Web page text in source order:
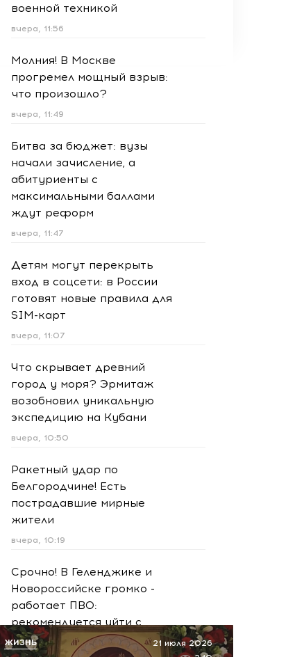
военной техникой
вчера, 11:56
Молния! В Москве
прогремел мощный взрыв:
что произошло?
вчера, 11:49
Битва за бюджет: вузы
начали зачисление, а
абитуриенты с
максимальными баллами
ждут реформ
вчера, 11:47
Детям могут перекрыть
вход в соцсети: в России
готовят новые правила для
SIM-карт
вчера, 11:07
Что скрывает древний
город у моря? Эрмитаж
возобновил уникальную
экспедицию на Кубани
вчера, 10:50
Ракетный удар по
Белгородчине! Есть
пострадавшие мирные
жители
вчера, 10:19
Срочно! В Геленджике и
Новороссийске громко -
работает ПВО:
рекомендуется уйти с
пляжей
21 июля 2026
ЖИЗНЬ